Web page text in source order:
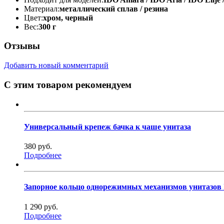
Материал:металлический сплав / резина
Цвет:хром, черный
Вес:300 г
Отзывы
Добавить новый комментарий
С этим товаром рекомендуем
Универсальный крепеж бачка к чаше унитаза
380 руб.
Подробнее
Запорное кольцо однорежимных механизмов унитазов
1 290 руб.
Подробнее